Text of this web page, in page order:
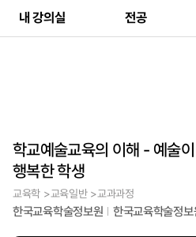
내 강의실 전공
학교예술교육의 이해 - 예술
행복한 학생
교육학 >교육일반 >교과과정
한국교육학술정보원 한국교육학술정보